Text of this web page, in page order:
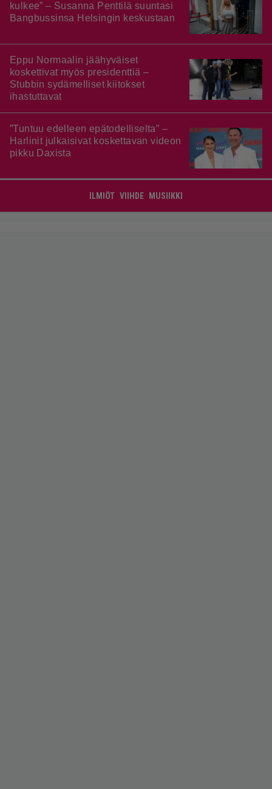
kulkee” – Susanna Penttilä suuntasi
Bangbussinsa Helsingin keskustaan
Eppu Normaalin jäähyväiset
koskettivat myös presidenttiä –
Stubbin sydämelliset kiitokset
ihastuttavat
”Tuntuu edelleen epätodelliselta” –
Harlinit julkaisivat koskettavan videon
pikku Daxista
ILMIÖT VIIHDE MUSIIKKI